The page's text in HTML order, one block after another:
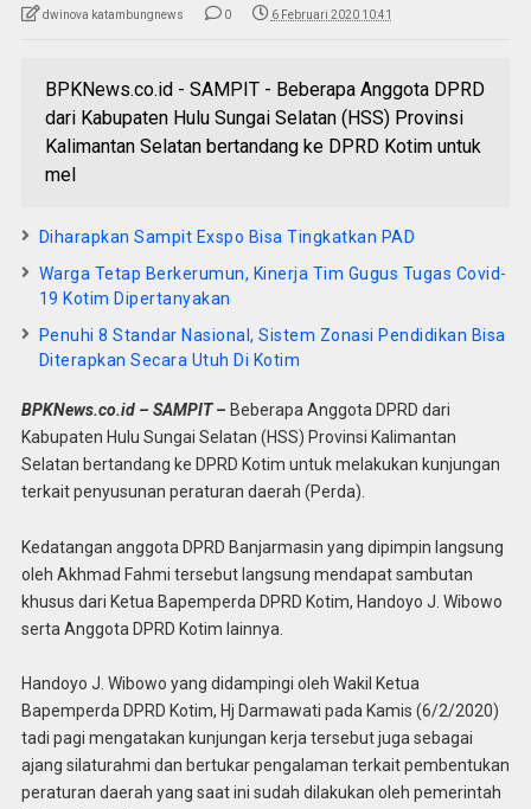
dwinova katambungnews 0 6 Februari 2020 10:41
BPKNews.co.id - SAMPIT - Beberapa Anggota DPRD
dari Kabupaten Hulu Sungai Selatan (HSS) Provinsi
Kalimantan Selatan bertandang ke DPRD Kotim untuk
mel
Diharapkan Sampit Exspo Bisa Tingkatkan PAD
Warga Tetap Berkerumun, Kinerja Tim Gugus Tugas Covid-
19 Kotim Dipertanyakan
Penuhi 8 Standar Nasional, Sistem Zonasi Pendidikan Bisa
Diterapkan Secara Utuh Di Kotim
BPKNews.co.id – SAMPIT – Beberapa Anggota DPRD dari
Kabupaten Hulu Sungai Selatan (HSS) Provinsi Kalimantan
Selatan bertandang ke DPRD Kotim untuk melakukan kunjungan
terkait penyusunan peraturan daerah (Perda).
Kedatangan anggota DPRD Banjarmasin yang dipimpin langsung
oleh Akhmad Fahmi tersebut langsung mendapat sambutan
khusus dari Ketua Bapemperda DPRD Kotim, Handoyo J. Wibowo
serta Anggota DPRD Kotim lainnya.
Handoyo J. Wibowo yang didampingi oleh Wakil Ketua
Bapemperda DPRD Kotim, Hj Darmawati pada Kamis (6/2/2020)
tadi pagi mengatakan kunjungan kerja tersebut juga sebagai
ajang silaturahmi dan bertukar pengalaman terkait pembentukan
peraturan daerah yang saat ini sudah dilakukan oleh pemerintah